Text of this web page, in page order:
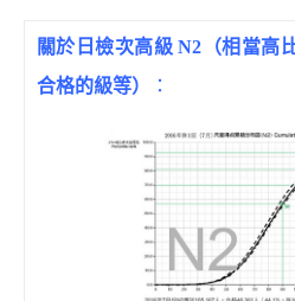
c
e
it
te
e
ra
m
e C
at
關於日檢次高級 N2（相當高
合格的級等）
：